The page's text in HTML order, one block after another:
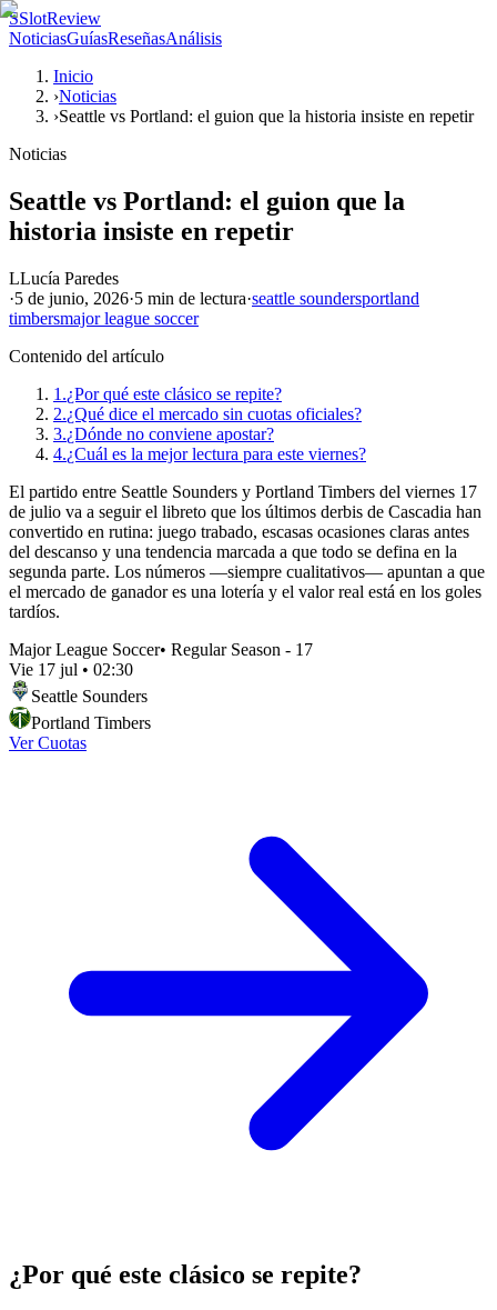
SSlotReview
NoticiasGuíasReseñasAnálisis
Inicio
›Noticias
›Seattle vs Portland: el guion que la historia insiste en repetir
Noticias
Seattle vs Portland: el guion que la
historia insiste en repetir
LLucía Paredes
·5 de junio, 2026·5 min de lectura·seattle soundersportland
timbersmajor league soccer
Contenido del artículo
1.¿Por qué este clásico se repite?
2.¿Qué dice el mercado sin cuotas oficiales?
3.¿Dónde no conviene apostar?
4.¿Cuál es la mejor lectura para este viernes?
El partido entre Seattle Sounders y Portland Timbers del viernes 17
de julio va a seguir el libreto que los últimos derbis de Cascadia han
convertido en rutina: juego trabado, escasas ocasiones claras antes
del descanso y una tendencia marcada a que todo se defina en la
segunda parte. Los números —siempre cualitativos— apuntan a que
el mercado de ganador es una lotería y el valor real está en los goles
tardíos.
Major League Soccer• Regular Season - 17
Vie 17 jul • 02:30
Seattle Sounders
Portland Timbers
Ver Cuotas
¿Por qué este clásico se repite?